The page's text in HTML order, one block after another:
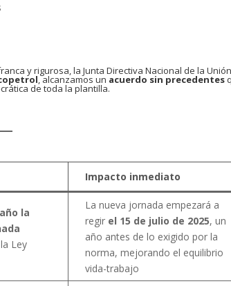
y rigurosa, la Junta Directiva Nacional de la
, alcanzamos un acuerdo sin precedentes
de toda la plantilla.
Impacto inmediato
la
Ley
La nueva jornada empezará a
regir el 15 de julio de 2025, un
año antes de lo exigido por la
norma, mejorando el equilibrio
vida-trabajo